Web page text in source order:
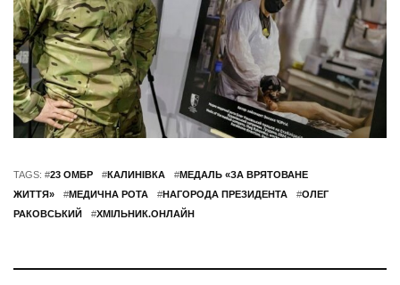
TAGS: #23 ОМБР #КАЛИНІВКА #МЕДАЛЬ «ЗА ВРЯТОВАНЕ
ЖИТТЯ»
#МЕДИЧНА РОТА #НАГОРОДА ПРЕЗИДЕНТА #ОЛЕГ
РАКОВСЬКИЙ
#ХМІЛЬНИК.ОНЛАЙН